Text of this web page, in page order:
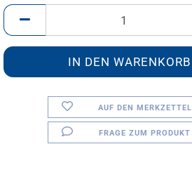
AUF DEN MERKZETTEL
FRAGE ZUM PRODUKT